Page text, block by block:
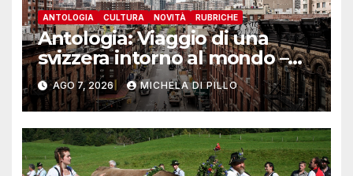
ANTOLOGIA CULTURA NOVITÀ RUBRICHE
Antologia: Viaggio di una
svizzera intorno al mondo –
Yosemite
AGO 7, 2026 MICHELA DI PILLO